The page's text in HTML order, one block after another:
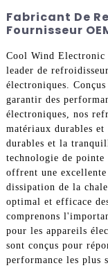
Fabricant De
Fournisseur
Cool Wind
leader de
électroniques.
garantir des
électroniques, nos
matériaux durables et
durables et la
technologie de
offrent une
dissipation de la
optimal et efficace
comprenons
pour les appareils
sont conçus pour
performance les plus